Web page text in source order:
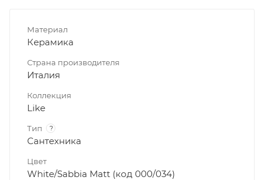
Материал
Керамика
Страна производителя
Италия
Коллекция
Like
Тип ?
Сантехника
Цвет
White/Sabbia Matt (код 000/034)